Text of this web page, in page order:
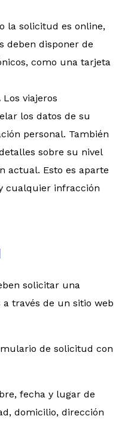
la solicitud es online,
deben disponer de
como una tarjeta
Los viajeros
los datos de su
personal. También
sobre su nivel
actual. Esto es aparte
cualquier infracción
solicitar una
través de un sitio web
de solicitud con
fecha y lugar de
domicilio, dirección